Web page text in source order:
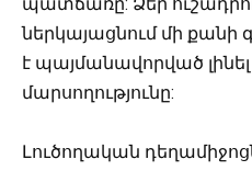
ներկայացնում մի քանի
է պայմանավորված
մարսողությունը:
Լուծողական